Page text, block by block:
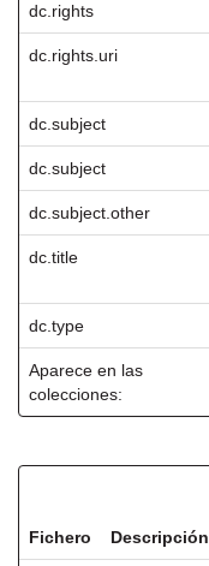
dc.rights
dc.rights.uri
dc.subject
dc.subject
dc.subject.other
dc.title
dc.type
Aparece en las
colecciones:
Fichero Descripción